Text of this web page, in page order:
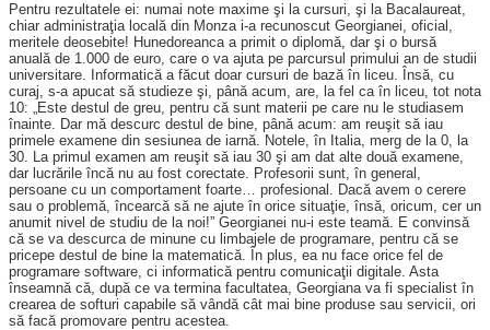
Pentru rezultatele ei: numai note maxime şi la cursuri, şi la Bacalaureat,
chiar administraţia locală din Monza i-a recunoscut Georgianei, oficial,
meritele deosebite! Hunedoreanca a primit o diplomă, dar şi o bursă
anuală de 1.000 de euro, care o va ajuta pe parcursul primului an de studii
universitare. Informatică a făcut doar cursuri de bază în liceu. Însă, cu
curaj, s-a apucat să studieze şi, până acum, are, la fel ca în liceu, tot nota
10: „Este destul de greu, pentru că sunt materii pe care nu le studiasem
înainte. Dar mă descurc destul de bine, până acum: am reuşit să iau
primele examene din sesiunea de iarnă. Notele, în Italia, merg de la 0, la
30. La primul examen am reuşit să iau 30 şi am dat alte două examene,
dar lucrările încă nu au fost corectate. Profesorii sunt, în general,
persoane cu un comportament foarte… profesional. Dacă avem o cerere
sau o problemă, încearcă să ne ajute în orice situaţie, însă, oricum, cer un
anumit nivel de studiu de la noi!” Georgianei nu-i este teamă. E convinsă
că se va descurca de minune cu limbajele de programare, pentru că se
pricepe destul de bine la matematică. În plus, ea nu face orice fel de
programare software, ci informatică pentru comunicaţii digitale. Asta
înseamnă că, după ce va termina facultatea, Georgiana va fi specialist în
crearea de softuri capabile să vândă cât mai bine produse sau servicii, ori
să facă promovare pentru acestea.